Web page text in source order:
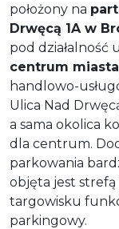
położony na
Drwęcą 1A w
pod działalność
centrum miasta
handlowo-
Ulica Nad
a sama okolica
dla centrum.
parkowania
objęta jest strefą
targowisku
parkingowy.